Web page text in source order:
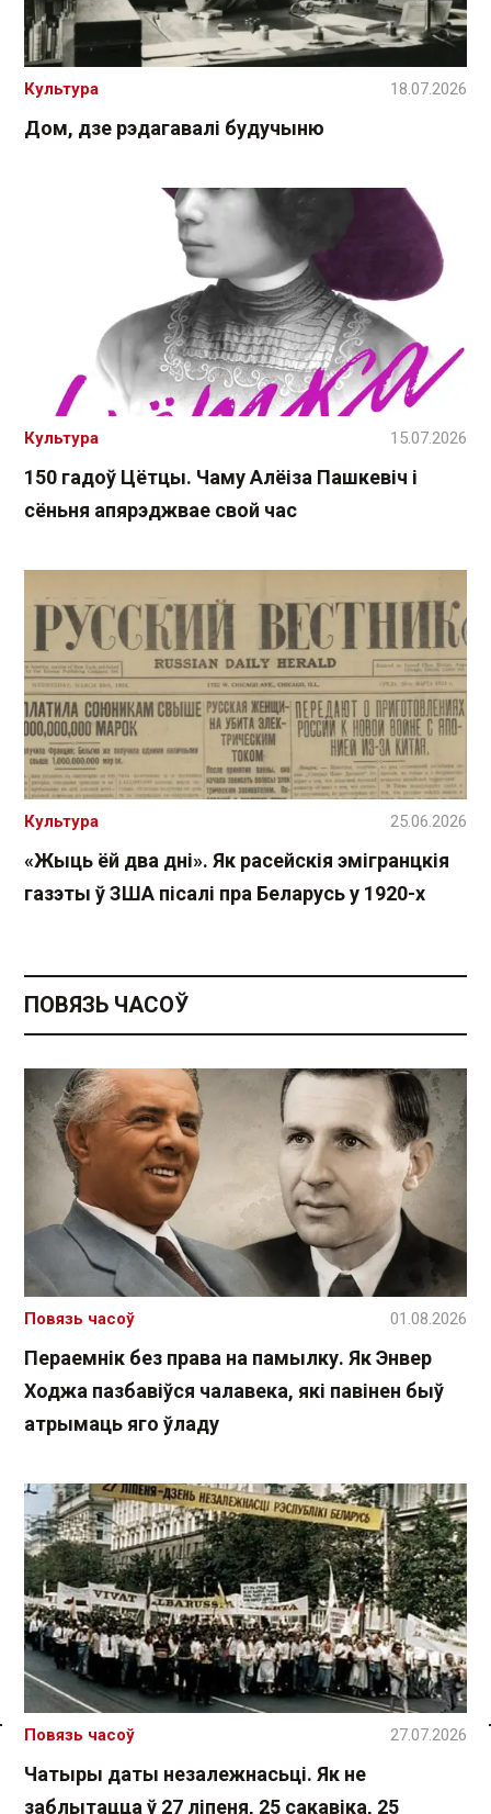
Спасылка без VPN
Дом, дзе рэдагавалі будучыню
Культура 18.07.2026
150 гадоў Цётцы. Чаму Алёіза Пашкевіч і
сёньня апярэджвае свой час
Культура 15.07.2026
«Жыць ёй два дні». Як расейскія эмігранцкія
газэты ў ЗША пісалі пра Беларусь у 1920-х
Культура 25.06.2026
ПОВЯЗЬ ЧАСОЎ
Пераемнік без права на памылку. Як Энвер
Ходжа пазбавіўся чалавека, які павінен быў
атрымаць яго ўладу
Повязь часоў 01.08.2026
Чатыры даты незалежнасьці. Як не
заблытацца ў 27 ліпеня, 25 сакавіка, 25
Повязь часоў 27.07.2026